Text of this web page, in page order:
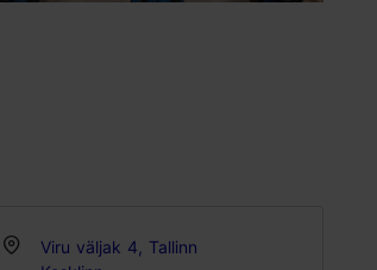
Viru väljak 4, Tallinn